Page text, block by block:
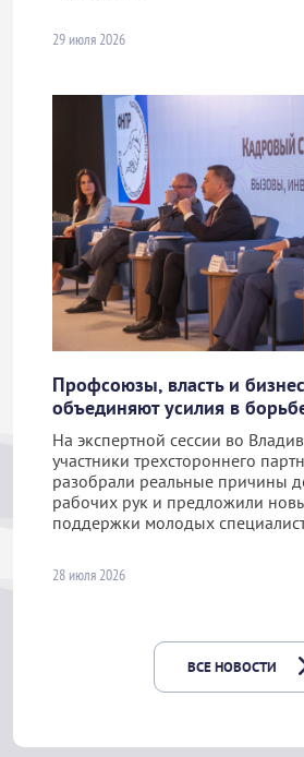
29 июля 2026
Профсоюзы, власть и
объединяют усилия в
На экспертной сессии во
участники трехстороннего
разобрали реальные причины
рабочих рук и предложили
поддержки молодых
28 июля 2026
ВСЕ НОВОСТИ